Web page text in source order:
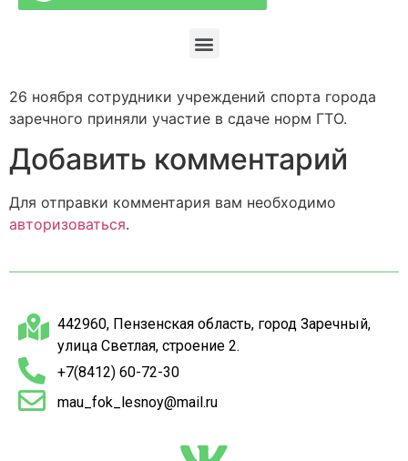
26 ноября сотрудники учреждений спорта города
заречного приняли участие в сдаче норм ГТО.
Добавить комментарий
Для отправки комментария вам необходимо
авторизоваться.
442960, Пензенская область, город Заречный,
улица Светлая, строение 2.
+7(8412) 60-72-30
mau_fok_lesnoy@mail.ru